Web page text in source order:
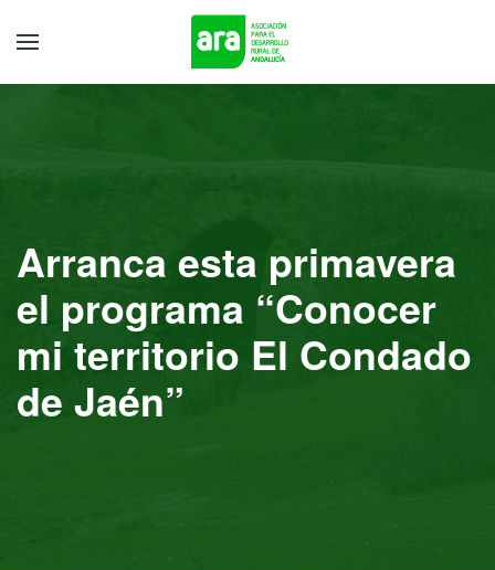
Arranca esta primavera
el programa “Conocer
mi territorio El Condado
de Jaén”